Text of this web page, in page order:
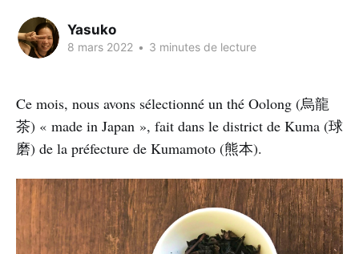
Yasuko
8 mars 2022 • 3 minutes de lecture
Ce mois, nous avons sélectionné un thé Oolong (烏龍
茶) « made in Japan », fait dans le district de Kuma (球
磨) de la préfecture de Kumamoto (熊本).